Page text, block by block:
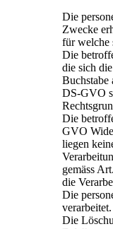
Die
Zwecke
für welche
Die
die sich
Buchstabe
DS-GVO
Die
GVO
liegen
gemäss
die
Die
verarbeitet.
Die